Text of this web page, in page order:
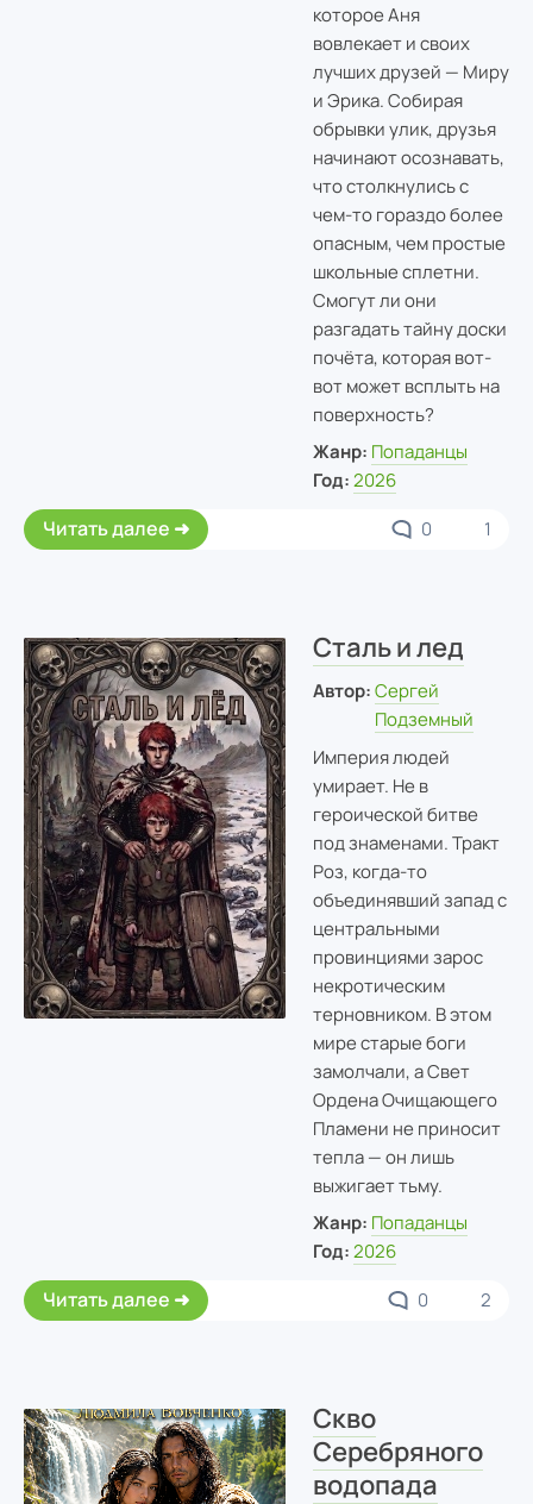
которое Аня
вовлекает и своих
лучших друзей — Миру
и Эрика. Собирая
обрывки улик, друзья
начинают осознавать,
что столкнулись с
чем-то гораздо более
опасным, чем простые
школьные сплетни.
Смогут ли они
разгадать тайну доски
почёта, которая вот-
вот может всплыть на
поверхность?
Жанр: Попаданцы
Год: 2026
Читать далее 0 1
Сталь и лед
Автор: Сергей
Подземный
Империя людей
умирает. Не в
героической битве
под знаменами. Тракт
Роз, когда-то
объединявший запад с
центральными
провинциями зарос
некротическим
терновником. В этом
мире старые боги
замолчали, а Свет
Ордена Очищающего
Пламени не приносит
тепла — он лишь
выжигает тьму.
Жанр: Попаданцы
Год: 2026
Читать далее 0 2
Скво
Серебряного
водопада